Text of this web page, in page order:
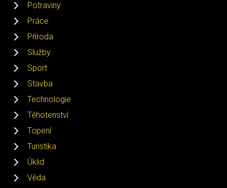
Potraviny
Práce
Příroda
Služby
Sport
Stavba
Technologie
Těhotenství
Topení
Turistika
Úklid
Věda